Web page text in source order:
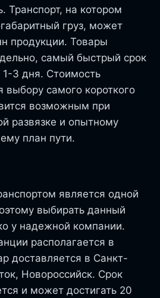
Транспорт, на котором
груз, может
продукции. Товары
самый быстрый срок
1-3 дня. Стоимость
выбору самого короткого
возможным при
развязке и опытному
план пути.
является одной
выбирать данный
у надежной компании.
располагается в
доставляется в Санкт-
Новороссийск. Срок
и может достигать 20